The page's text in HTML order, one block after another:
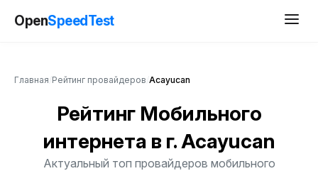
OpenSpeedTest
Главная Рейтинг провайдеров Acayucan
Рейтинг Мобильного
интернета в г. Acayucan
Актуальный топ провайдеров мобильного